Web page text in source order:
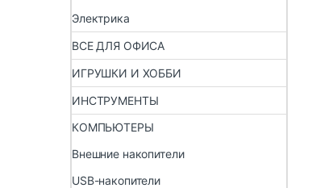
Электрика
ВСЕ ДЛЯ ОФИСА
ИГРУШКИ И ХОББИ
ИНСТРУМЕНТЫ
КОМПЬЮТЕРЫ
Внешние накопители
USB-накопители